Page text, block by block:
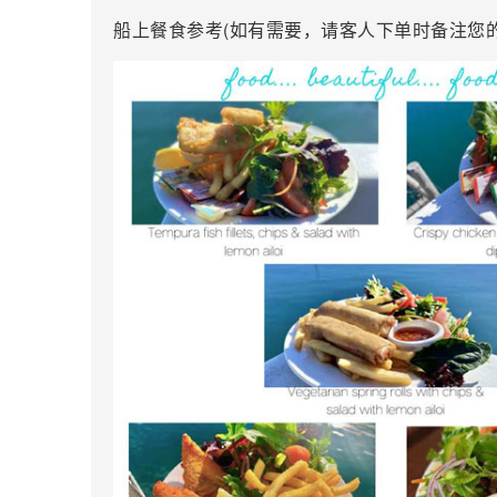
船上餐食参考(如有需要，请客人下单时备注您